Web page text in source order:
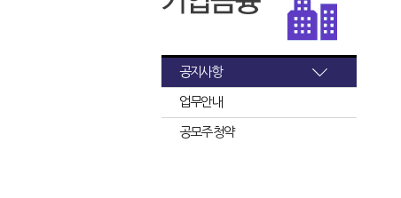
공지사항
업무안내
공모주 청약